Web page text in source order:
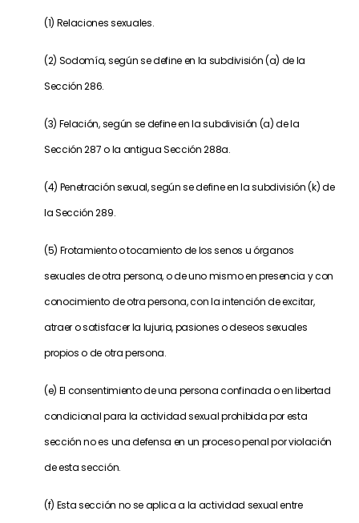
(1) Relaciones sexuales.
(2) Sodomía, según se define en la subdivisión (a) de la
Sección 286.
(3) Felación, según se define en la subdivisión (a) de la
Sección 287 o la antigua Sección 288a.
(4) Penetración sexual, según se define en la subdivisión (k) de
la Sección 289.
(5) Frotamiento o tocamiento de los senos u órganos
sexuales de otra persona, o de uno mismo en presencia y con
conocimiento de otra persona, con la intención de excitar,
atraer o satisfacer la lujuria, pasiones o deseos sexuales
propios o de otra persona.
(e) El consentimiento de una persona confinada o en libertad
condicional para la actividad sexual prohibida por esta
sección no es una defensa en un proceso penal por violación
de esta sección.
(f) Esta sección no se aplica a la actividad sexual entre